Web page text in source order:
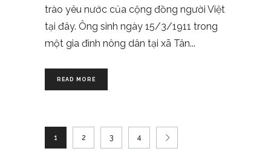
trào yêu nước của cộng đồng người Việt
tại đây. Ông sinh ngày 15/3/1911 trong
một gia đình nông dân tại xã Tân
READ MORE
1 2 3 4